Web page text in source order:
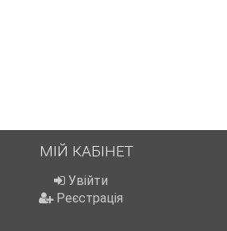
МІЙ КАБІНЕТ
Увійти
Реєстрація